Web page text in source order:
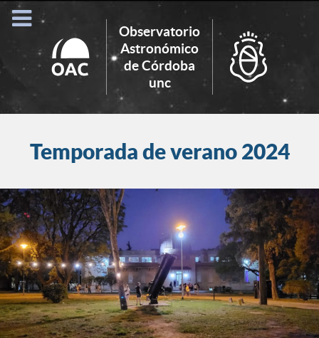
Observatorio
Astronómico
de Córdoba
unc
Search
for:
Temporada de verano 2024